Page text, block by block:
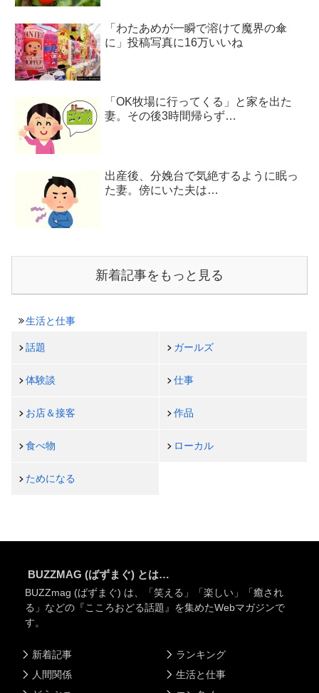
「わたあめが一瞬で溶けて魔界の傘
に」投稿写真に16万いいね
「OK牧場に行ってくる」と家を出た
妻。その後3時間帰らず…
出産後、分娩台で気絶するように眠っ
た妻。傍にいた夫は…
新着記事をもっと見る
生活と仕事
話題 ガールズ
体験談 仕事
お店＆接客 作品
食べ物 ローカル
ためになる
BUZZMAG (ばずまぐ) とは…
BUZZmag (ばずまぐ) は、「笑える」「楽しい」「癒され
る」などの『こころおどる話題』を集めたWebマガジンで
す。
新着記事
人間関係
ランキング
生活と仕事